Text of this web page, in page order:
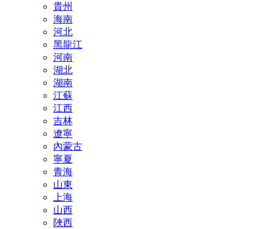
貴州
海南
河北
黑龍江
河南
湖北
湖南
江蘇
江西
吉林
遼寧
內蒙古
寧夏
青海
山東
上海
山西
陜西